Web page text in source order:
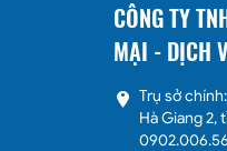
CÔNG TY
MẠI - DỊCH
Trụ sở
Hà Giang 2,